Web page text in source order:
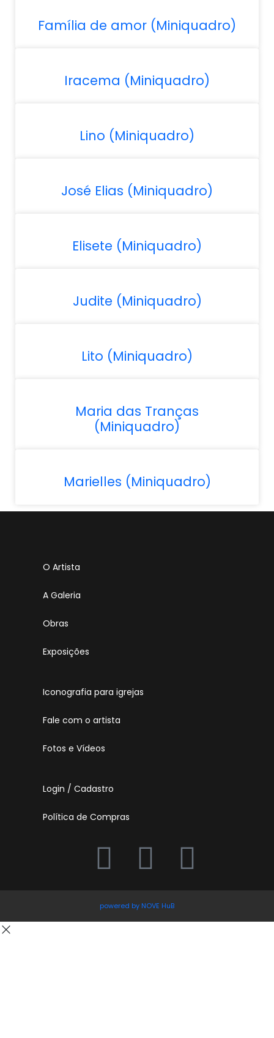
Família de amor (Miniquadro)
Iracema (Miniquadro)
Lino (Miniquadro)
José Elias (Miniquadro)
Elisete (Miniquadro)
Judite (Miniquadro)
Lito (Miniquadro)
Maria das Tranças
(Miniquadro)
Marielles (Miniquadro)
O Artista
A Galeria
Obras
Exposições
Iconografia para igrejas
Fale com o artista
Fotos e Vídeos
Login / Cadastro
Política de Compras
powered by NOVE HuB